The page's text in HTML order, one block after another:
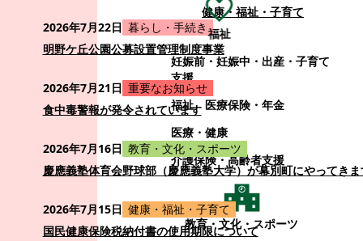
健康・福祉・子育て
妊娠前・妊娠中・出産・子育て
支援
福祉
医療保険・年金
医療・健康
介護保険・高齢者支援
教育・文化・スポーツ
2026年7月22日 暮らし・手続き
明野ケ丘公園公募設置管理制度事業
2026年7月21日 重要なお知らせ
食中毒警報が発令されています
2026年7月16日 教育・文化・スポーツ
慶應義塾体育会野球部（慶應義塾大学）が幕別町にやってき
2026年7月15日 健康・福祉・子育て
国民健康保険税納付書の使用期限について
福祉